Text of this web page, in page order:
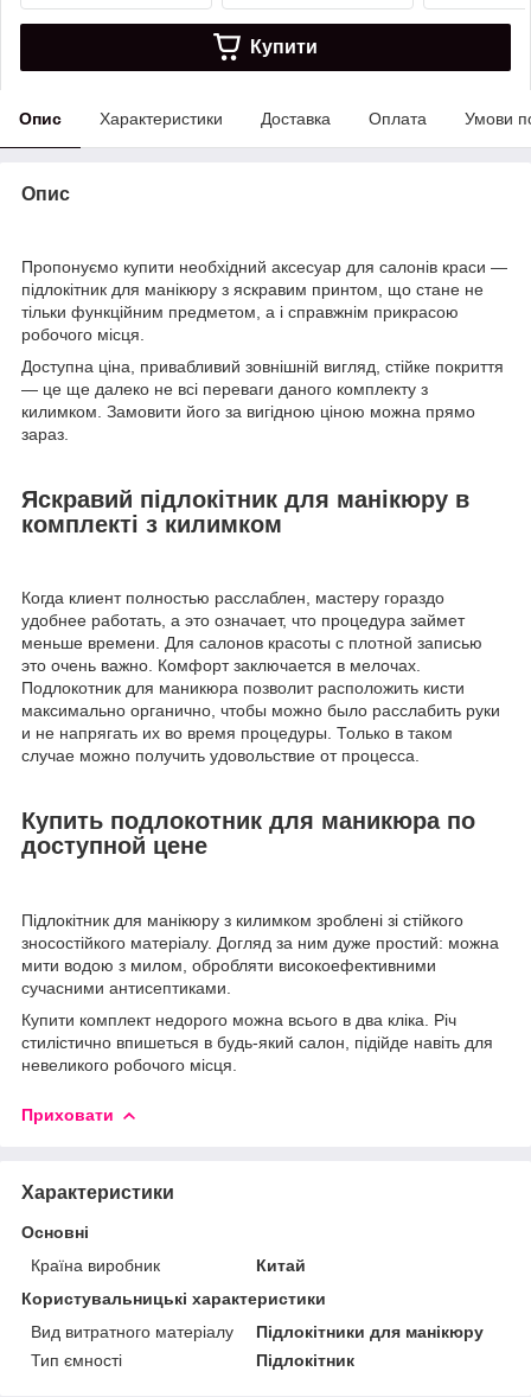
Купити
Опис Характеристики Доставка Оплата Умови
Опис
Пропонуємо купити необхідний аксесуар для салонів краси —
підлокітник для манікюру з яскравим принтом, що стане не
тільки функційним предметом, а і справжнім прикрасою
робочого місця.
Доступна ціна, привабливий зовнішній вигляд, стійке покриття
— це ще далеко не всі переваги даного комплекту з
килимком. Замовити його за вигідною ціною можна прямо
зараз.
Яскравий підлокітник для манікюру в
комплекті з килимком
Когда клиент полностью расслаблен, мастеру гораздо
удобнее работать, а это означает, что процедура займет
меньше времени. Для салонов красоты с плотной записью
это очень важно. Комфорт заключается в мелочах.
Подлокотник для маникюра позволит расположить кисти
максимально органично, чтобы можно было расслабить руки
и не напрягать их во время процедуры. Только в таком
случае можно получить удовольствие от процесса.
Купить подлокотник для маникюра по
доступной цене
Підлокітник для манікюру з килимком зроблені зі стійкого
зносостійкого матеріалу. Догляд за ним дуже простий: можна
мити водою з милом, обробляти високоефективними
сучасними антисептиками.
Купити комплект недорого можна всього в два кліка. Річ
стилістично впишеться в будь-який салон, підійде навіть для
невеликого робочого місця.
Приховати
Характеристики
Основні
Країна виробник
Китай
Користувальницькі характеристики
Вид витратного матеріалу
Підлокітники для манікюру
Тип ємності
Підлокітник